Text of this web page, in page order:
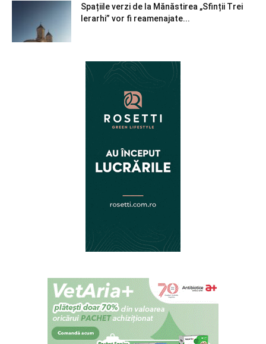
Spațiile verzi de la Mănăstirea „Sfinții Trei
Ierarhi” vor fi reamenajate...